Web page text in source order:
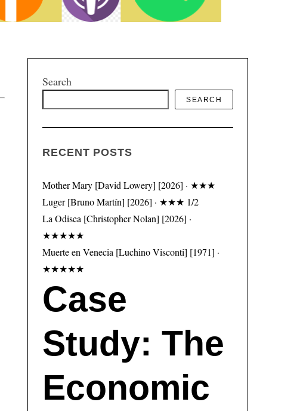
Search
SEARCH
RECENT POSTS
Mother Mary [David Lowery] [2026] · ★★★
Luger [Bruno Martín] [2026] · ★★★ 1/2
La Odisea [Christopher Nolan] [2026] ·
★★★★★
Muerte en Venecia [Luchino Visconti] [1971] ·
★★★★★
Case
Study: The
Economic